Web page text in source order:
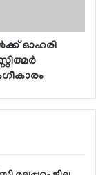
ഓഹരി